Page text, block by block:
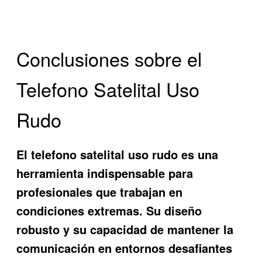
Conclusiones sobre el
Telefono Satelital Uso
Rudo
Eltelefono satelital uso rudo es una
herramienta indispensable para
profesionales que trabajan en
condiciones extremas. Su diseño
robusto y su capacidad de mantener la
comunicación en entornos desafiantes